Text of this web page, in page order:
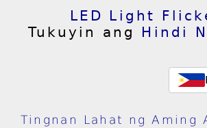
LED Light
Tukuyin ang Hindi
Tingnan Lahat ng Aming